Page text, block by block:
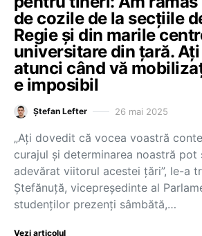
de cozile de la secțiile
Regie și din marile
universitare din țară.
atunci când vă
e imposibil
Ștefan Lefter 26 mai 2025
„Ați dovedit că vocea voastră
curajul și determinarea noastră pot
adevărat viitorul acestei țări”, le-a
Ștefănuță, vicepreședinte al
studenților prezenți sâmbătă,…
Vezi articolul